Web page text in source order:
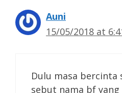
Auni
15/05/2018 at
Dulu masa bercinta
sebut nama bf yang